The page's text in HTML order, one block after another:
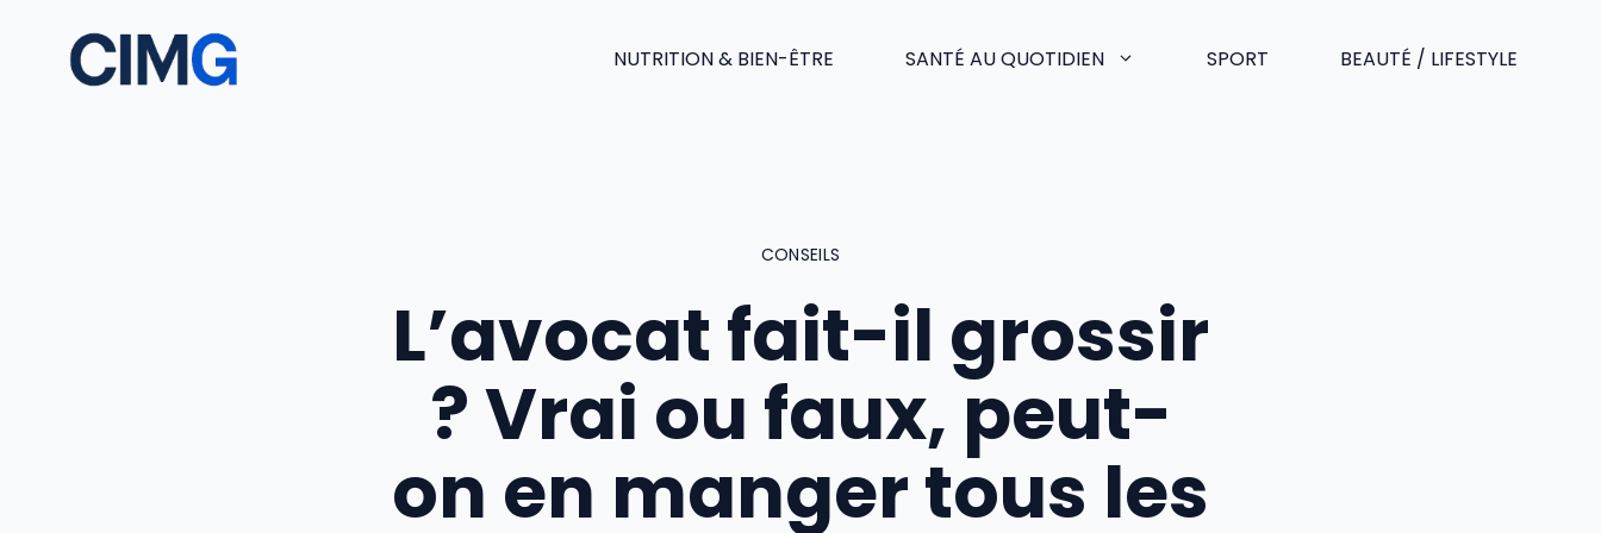
contenu
NUTRITION & BIEN-ÊTRE SANTÉ AU QUOTIDIEN SPORT BEAUTÉ / LIFESTYLE
CONSEILS
L’avocat fait-il grossir
? Vrai ou faux, peut-
on en manger tous les